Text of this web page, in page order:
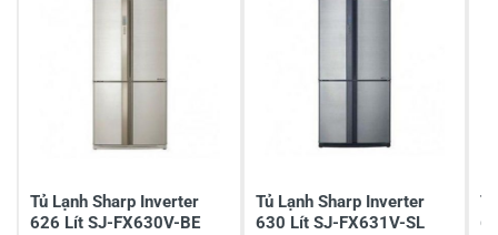
Tủ Lạnh Sharp Inverter
626 Lít SJ-FX630V-BE
Tủ Lạnh Sharp Inverter
630 Lít SJ-FX631V-SL